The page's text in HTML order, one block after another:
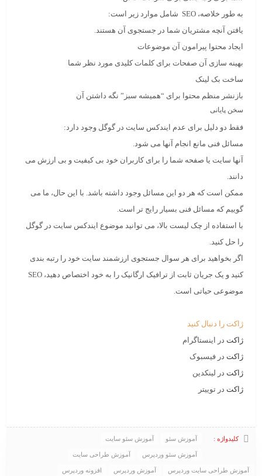
به طور خلاصه، SEO شامل موارد زیر است:
یافتن آنچه مشتریان شما در جستجوی آن هستند.
ایجاد محتوا پیرامون آن موضوعات
بهینه سازی آن صفحات برای کلمات کلیدی مورد نظر شما
ساخت بک لینک
بازنشر منظم محتوا برای “همیشه سبز” نگه داشتن آن
سخن پایانی
فقط دو دلیل برای عدم ایندکس سایت در گوگل وجود دارد:
مسائل فنی مانع انجام آنها می شود.
آنها سایت یا صفحه شما را برای کاربران خود بی کیفیت و بی ارزش می
دانند.
ممکن است که هر دو این مسائل وجود داشته باشد. با این حال، ما می
گوییم که مسائل فنی بسیار رایج تر است.
با استفاده از چک لیست بالا، می توانید موضوع ایندکس سایت در گوگل
را حل کنید.
اگر بخواهید برای هر سوال جستجوی ارزشمند سایت خود را رتبه بندی
کنید و یک جریان ثابت از ترافیک ارگانیک را به خود اختصاص دهید، SEO
موضوعی حیاتی است.
ژاکت را دنبال کنید
ژاکت در اینستاگرام
ژاکت در فیسبوک
ژاکت در لینکدین
ژاکت در توییتر
کلیدواژه : آموزش سئو آموزش سئو سایت
آموزش سئو وردپرس آموزش طراحی سایت
آموزش طراحی سایت وردپرس آموزش وردپرس افزونه وردپرس